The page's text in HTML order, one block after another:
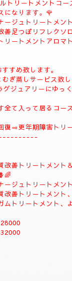
ント致します、スロ
たっぷりトリート
クストリートメント
。
オイルたっぷりトリ
されます。🩷
メントプライベート
トリートメントコー
善足つぼリフレクソ
リートメントアロマ
すめ致します。
ぎ蒸しサービス致し
ジュアリーにゆっ
全て入って居るコー